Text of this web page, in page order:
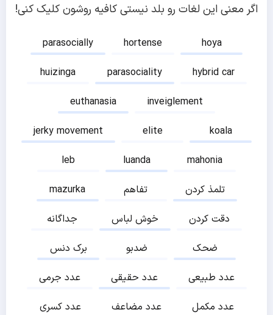
اگر معنی این لغات رو بلد نیستی کافیه روشون کلیک کنی!
parasocially hortense
hoya
huizinga
parasociality
hybrid car
euthanasia
inveiglement
jerky movement
elite
koala
leb
luanda
mahonia
mazurka
تفاهم
تلمذ کردن
جداگانه
خوش لباس
دقت کردن
برک دنس
ضدبو
ضحک
عدد جرمی
عدد حقیقی
عدد طبیعی
عدد کسری
عدد مضاعف
عدد مکمل